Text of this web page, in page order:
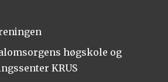
høgskole og
KRUS